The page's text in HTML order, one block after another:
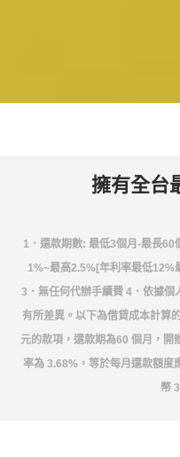
擁有全台
1．還款期數: 最低3個月-最長60
1%~最高2.5%[年利率最低12%
3．無任何代辦手續費 4．依據個
有所差異。以下為借貸成本計算
元的款項，還款期為60 個月，開
率為 3.68%，等於每月還款額度
幣